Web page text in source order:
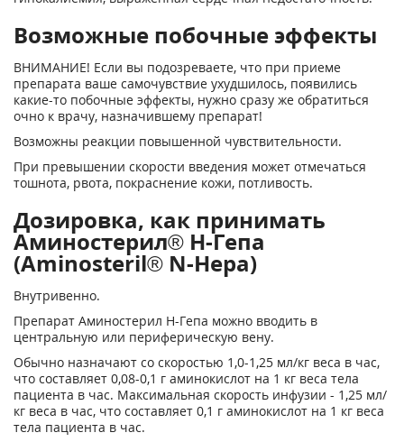
Возможные побочные эффекты
ВНИМАНИЕ! Если вы подозреваете, что при приеме
препарата ваше самочувствие ухудшилось, появились
какие-то побочные эффекты, нужно сразу же обратиться
очно к врачу, назначившему препарат!
Возможны реакции повышенной чувствительности.
При превышении скорости введения может отмечаться
тошнота, рвота, покраснение кожи, потливость.
Дозировка, как принимать
Аминостерил® Н-Гепа
(Aminosteril® N-Hepa)
Внутривенно.
Препарат Аминостерил Н-Гепа можно вводить в
центральную или периферическую вену.
Обычно назначают со скоростью 1,0-1,25 мл/кг веса в час,
что составляет 0,08-0,1 г аминокислот на 1 кг веса тела
пациента в час. Максимальная скорость инфузии - 1,25 мл/
кг веса в час, что составляет 0,1 г аминокислот на 1 кг веса
тела пациента в час.